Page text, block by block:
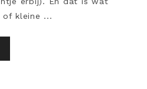
of kleine ...